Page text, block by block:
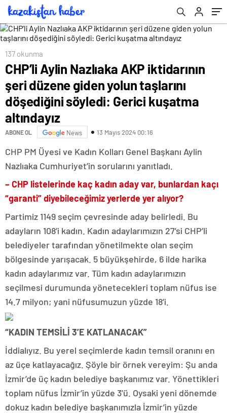
söyledi: Gerici kuşatma altındayız
137 okunma
CHP’li Aylin Nazlıaka AKP iktidarının
şeri düzene giden yolun taşlarını
döşediğini söyledi: Gerici kuşatma
altındayız
ABONE OL News 13 Mayıs 2024 00:16
CHP PM Üyesi ve Kadın Kolları Genel Başkanı Aylin
Nazlıaka Cumhuriyet’in sorularını yanıtladı.
– CHP listelerinde kaç kadın aday var, bunlardan kaçı
“garanti” diyebileceğimiz yerlerde yer alıyor?
Partimiz 1149 seçim çevresinde aday belirledi. Bu
adayların 108’i kadın. Kadın adaylarımızın 27’si CHP’li
belediyeler tarafından yönetilmekte olan seçim
bölgesinde yarışacak. 5 büyükşehirde, 6 ilde harika
kadın adaylarımız var. Tüm kadın adaylarımızın
seçilmesi durumunda yönetecekleri toplam nüfus ise
14.7 milyon; yani nüfusumuzun yüzde 18’i.
“KADIN TEMSİLİ 3’E KATLANACAK”
İddialıyız. Bu yerel seçimlerde kadın temsil oranını en
az üçe katlayacağız. Şöyle bir örnek vereyim: Şu anda
İzmir’de üç kadın belediye başkanımız var. Yönettikleri
toplam nüfus İzmir’in yüzde 3’ü. Oysaki yeni dönemde
dokuz kadın belediye başkanımızla İzmir’in yüzde